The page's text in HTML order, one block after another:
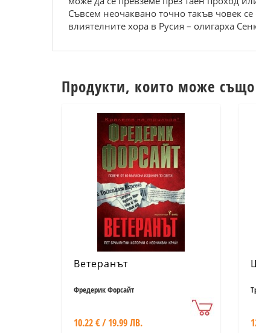
Съвсем неочаквано точно такъв човек
влиятелните хора в Русия – олигарха
Продукти, които може също
Ветеранът
Фредерик Форсайт
10.22 € / 19.99 ЛВ.